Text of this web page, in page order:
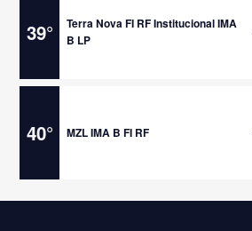
39°
Terra Nova FI RF Institucional IMA
B LP
40° MZL IMA B FI RF